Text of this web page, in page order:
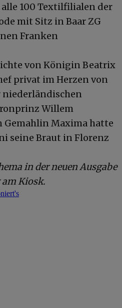
100 Textilfilialen der
mit Sitz in Baar ZG
Franken
von Königin Beatrix
privat im Herzen von
niederländischen
Willem
Gemahlin Maxima hatte
seine Braut in Florenz
in der neuen Ausgabe
am Kiosk.